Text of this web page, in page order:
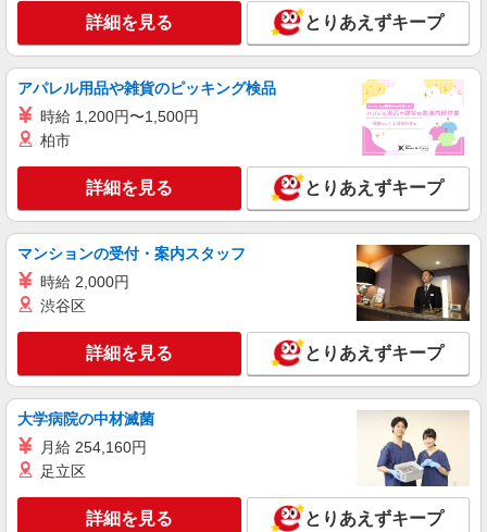
詳細を見る とりあえずキープ
アパレル用品や雑貨のピッキング検品
時給 1,200円〜1,500円
柏市
詳細を見る とりあえずキープ
マンションの受付・案内スタッフ
時給 2,000円
渋谷区
詳細を見る とりあえずキープ
大学病院の中材滅菌
月給 254,160円
足立区
詳細を見る とりあえずキープ